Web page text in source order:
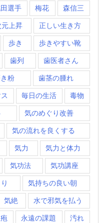
選手 梅花 森信三
元上昇 正しい生き方
歩き 歩きやすい靴
歯列 歯医者さん
粉 歯茎の腫れ
毎日の生活 毒物
気のめぐり改善
気の流れを良くする
気力 気力と体力
気功法 気功講座
気持ちの良い朝
気絶 水で邪気を払う
永遠の課題 汚れ